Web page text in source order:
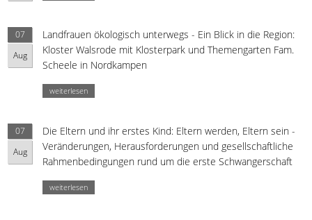
07
Aug
Landfrauen ökologisch unterwegs - Ein Blick in die Region:
Kloster Walsrode mit Klosterpark und Themengarten Fam.
Scheele in Nordkampen
weiterlesen
07
Aug
Die Eltern und ihr erstes Kind: Eltern werden, Eltern sein -
Veränderungen, Herausforderungen und gesellschaftliche
Rahmenbedingungen rund um die erste Schwangerschaft
weiterlesen